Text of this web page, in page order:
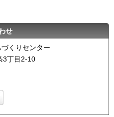
せ
くりセンター
3丁目2-10